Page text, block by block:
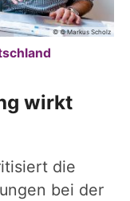
© © Markus Scholz
wirkt
die
bei der